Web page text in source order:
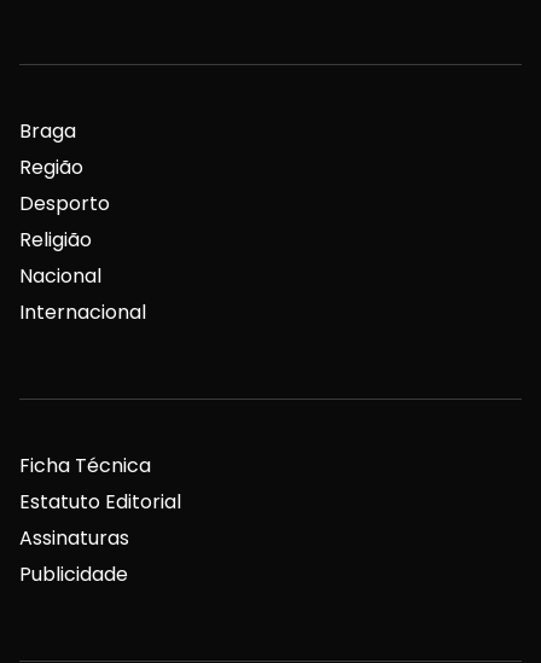
Braga
Região
Desporto
Religião
Nacional
Internacional
Ficha Técnica
Estatuto Editorial
Assinaturas
Publicidade